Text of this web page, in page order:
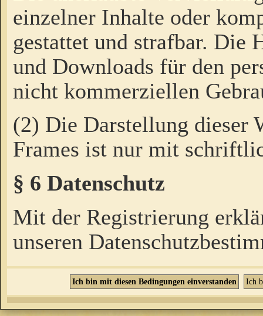
einzelner Inhalte oder
gestattet und strafbar. Die
und Downloads für den
nicht kommerziellen
(2) Die Darstellung dieser
Frames ist nur mit
§ 6 Datenschutz
Mit der Registrierung
unseren